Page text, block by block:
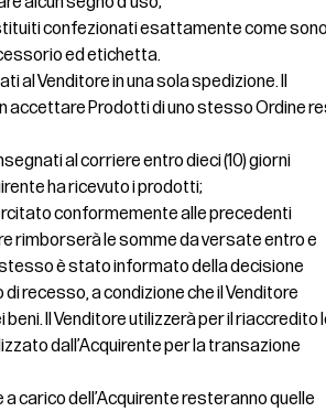
confezionati esattamente come sono
ed etichetta.
al Venditore in una sola spedizione. Il
accettare Prodotti di uno stesso Ordine
al corriere entro dieci (10) giorni
ha ricevuto i prodotti;
conformemente alle precedenti
rimborserà le somme da versate entro e
stesso è stato informato della decisione
recesso, a condizione che il Venditore
Il Venditore utilizzerà per il riaccredito
dall’Acquirente per la transazione
carico dell’Acquirente resteranno quelle